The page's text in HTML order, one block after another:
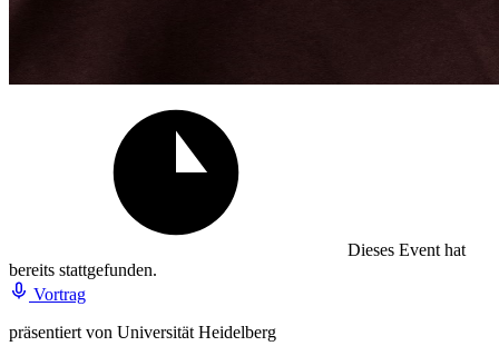
Dieses Event hat
bereits stattgefunden.
Vortrag
präsentiert von Universität Heidelberg